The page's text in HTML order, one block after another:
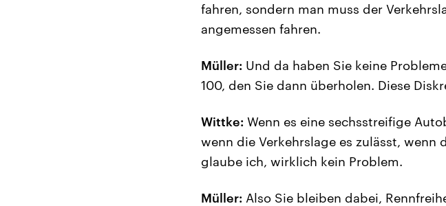
fahren, sondern man muss der
angemessen fahren.
Müller: Und da haben Sie keine
100, den Sie dann überholen. Diese
Wittke: Wenn es eine sechsstreifige
wenn die Verkehrslage es zulässt,
glaube ich, wirklich kein Problem.
Müller: Also Sie bleiben dabei,